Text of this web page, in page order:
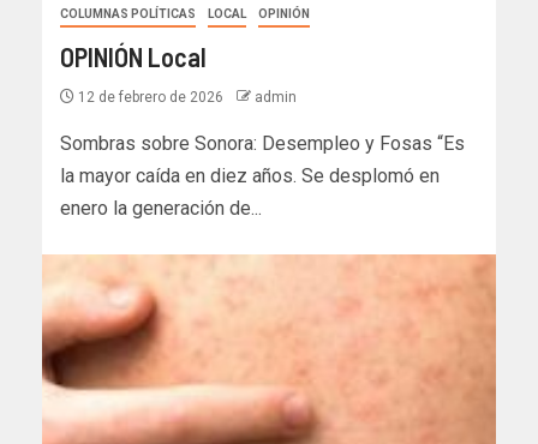
COLUMNAS POLÍTICAS LOCAL OPINIÓN
OPINIÓN Local
12 de febrero de 2026 admin
Sombras sobre Sonora: Desempleo y Fosas “Es
la mayor caída en diez años. Se desplomó en
enero la generación de...